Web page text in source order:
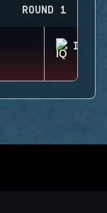
ROUND 1
IQ